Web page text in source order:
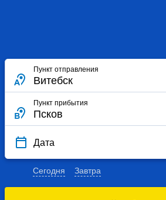
Пункт отправления
Пункт прибытия
Дата
Сегодня Завтра